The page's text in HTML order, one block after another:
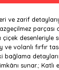
ve zarif
desenleriyle
volanlı fırfır
bağlama
sunar.; Katlı